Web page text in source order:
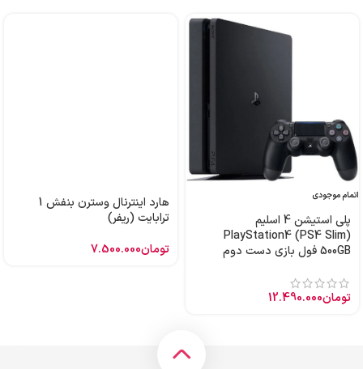
اتمام موجودی
پلی استیشن 4 اسلیم
PlayStation4 (PS4 Slim)
500GB فول بازی دست دوم
تومان12.490.000
هارد اینترنال وسترن بنفش 1
ترابایت (ریفر)
تومان7.500.000